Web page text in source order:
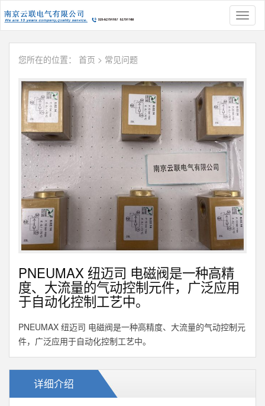
您所在的位置： 首页 > 常见问题
PNEUMAX 纽迈司 电磁阀是一种高精
度、大流量的气动控制元件，广泛应用
于自动化控制工艺中。
PNEUMAX 纽迈司 电磁阀是一种高精度、大流量的气动控制元
件，广泛应用于自动化控制工艺中。
详细介绍